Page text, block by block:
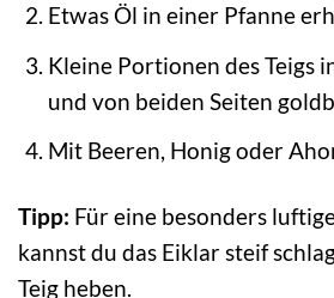
Etwas Öl in einer Pfanne
Kleine Portionen des Teigs
und von beiden Seiten
Mit Beeren, Honig oder
Tipp: Für eine besonders
kannst du das Eiklar steif
Teig heben.